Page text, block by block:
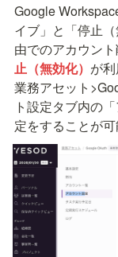
Google
イブ」と「停止
由でのアカウン
止（無効化） が利
業務アセット
ト設定タブ内の
定をすることが可